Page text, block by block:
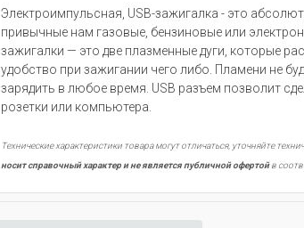
Электроимпульсная, USB-зажигалка - это
привычные нам газовые, бензиновые или
зажигалки — это две плазменные дуги, которые
удобство при зажигании чего либо. Пламени не
зарядить в любое время. USB разъем позволит
розетки или компьютера.
Технические характеристики товара могут отличаться, уточняйте
носит справочный характер и не является публичной офертойв